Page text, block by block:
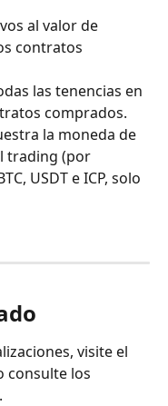
al valor de
contratos
las tenencias en
comprados.
la moneda de
trading (por
USDT e ICP, solo
visite el
consulte los